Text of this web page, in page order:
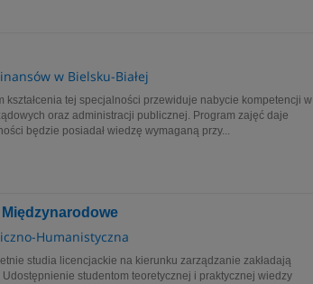
w Bielsku-Białej
kształcenia tej specjalności przewiduje nabycie kompetencji w
oraz administracji publicznej. Program zajęć daje
będzie posiadał wiedzę wymaganą przy...
Humanistyczna
studia licencjackie na kierunku zarządzanie zakładają
studentom teoretycznej i praktycznej wiedzy